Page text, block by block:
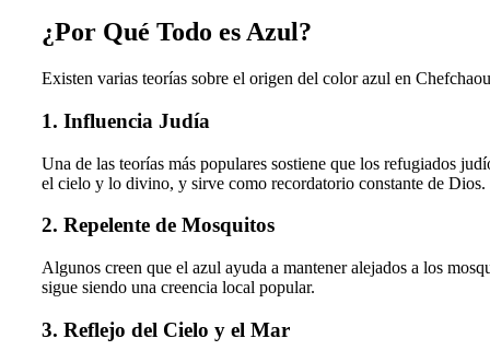
¿Por Qué Todo es Azul?
Existen varias teorías sobre el origen del color azul en
1. Influencia Judía
Una de las teorías más populares sostiene que los refugiados
el cielo y lo divino, y sirve como recordatorio constante de Dios.
2. Repelente de Mosquitos
Algunos creen que el azul ayuda a mantener alejados a los
sigue siendo una creencia local popular.
3. Reflejo del Cielo y el Mar